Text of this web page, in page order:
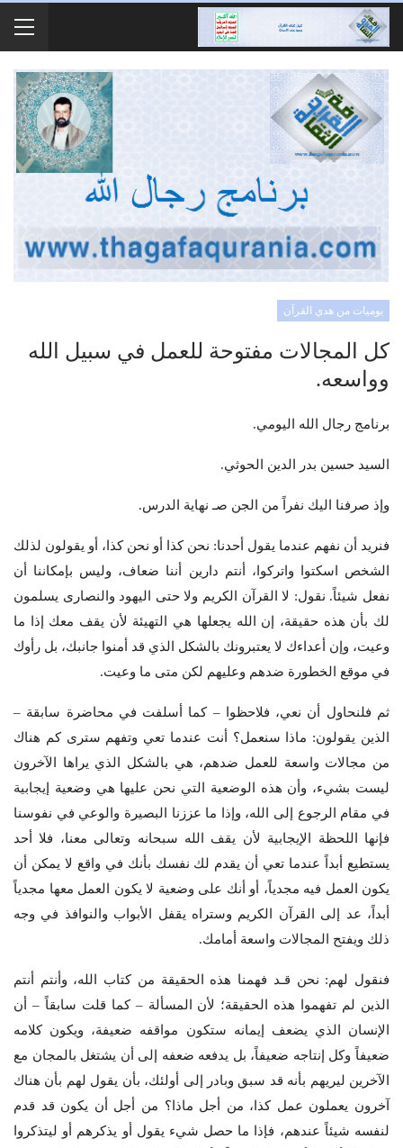
يوميات من هدي القرآن
كل المجالات مفتوحة للعمل في سبيل الله
وواسعه.
برنامج رجال الله اليومي.
السيد حسين بدر الدين الحوثي.
وإذ صرفنا اليك نفراً من الجن صـ نهاية الدرس.
فنريد أن نفهم عندما يقول أحدنا: نحن كذا أو نحن كذا، أو يقولون لذلك
الشخص اسكتوا واتركوا، أنتم دارين أننا ضعاف، وليس بإمكاننا أن
نفعل شيئاً. نقول: لا القرآن الكريم ولا حتى اليهود والنصارى يسلمون
لك بأن هذه حقيقة، إن الله يجعلها هي التهيئة لأن يقف معك إذا ما
وعيت، وإن أعداءك لا يعتبرونك بالشكل الذي قد أمنوا جانبك، بل رأوك
في موقع الخطورة ضدهم وعليهم لكن متى ما وعيت.
ثم فلنحاول أن نعي، فلاحظوا – كما أسلفت في محاضرة سابقة –
الذين يقولون: ماذا سنعمل؟ أنت عندما تعي وتفهم سترى كم هناك
من مجالات واسعة للعمل ضدهم، هي بالشكل الذي يراها الآخرون
ليست بشيء، وأن هذه الوضعية التي نحن عليها هي وضعية إيجابية
في مقام الرجوع إلى الله، وإذا ما عززنا البصيرة والوعي في نفوسنا
فإنها اللحظة الإيجابية لأن يقف الله سبحانه وتعالى معنا، فلا أحد
يستطيع أبداً عندما تعي أن يقدم لك نفسك بأنك في واقع لا يمكن أن
يكون العمل فيه مجدياً، أو أنك على وضعية لا يكون العمل معها مجدياً
أبداً، عد إلى القرآن الكريم وستراه يقفل الأبواب والنوافذ في وجه
ذلك ويفتح المجالات واسعة أمامك.
فنقول لهم: نحن قـد فهمنا هذه الحقيقة من كتاب الله، وأنتم أنتم
الذين لم تفهموا هذه الحقيقة؛ لأن المسألة – كما قلت سابقاً – أن
الإنسان الذي يضعف إيمانه ستكون مواقفه ضعيفة، ويكون كلامه
ضعيفاً وكل إنتاجه ضعيفاً، بل يدفعه ضعفه إلى أن يشتغل بالمجان مع
الآخرين ليريهم بأنه قد سبق وبادر إلى أولئك، بأن يقول لهم بأن هناك
آخرون يعملون عمل كذا، من أجل ماذا؟ من أجل أن يكون قد قدم
لنفسه شيئاً عندهم، فإذا ما حصل شيء يقول أو يذكرهم أو ليتذكروا